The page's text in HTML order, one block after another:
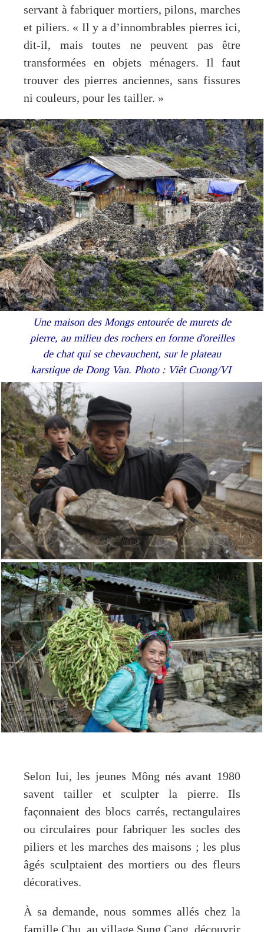
servant à fabriquer mortiers, pilons, marches
et piliers. « Il y a d’innombrables pierres ici,
dit-il, mais toutes ne peuvent pas être
transformées en objets ménagers. Il faut
trouver des pierres anciennes, sans fissures
ni couleurs, pour les tailler. »
Une maison des Mongs entourée de murets de
pierre, au milieu des rochers en forme d'oreilles
de chat qui se chevauchent, sur le plateau
karstique de Dong Van. Photo : Viêt Cuong/VI
Selon lui, les jeunes Mông nés avant 1980
savent tailler et sculpter la pierre. Ils
façonnaient des blocs carrés, rectangulaires
ou circulaires pour fabriquer les socles des
piliers et les marches des maisons ; les plus
âgés sculptaient des mortiers ou des fleurs
décoratives.
À sa demande, nous sommes allés chez la